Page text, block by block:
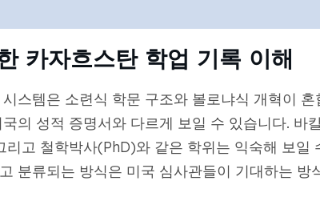
카자흐스탄 학업 기록 이해
스템은 소련식 학문 구조와 볼로냐식 개혁이
의 성적 증명서와 다르게 보일 수 있습니다. 바
리고 철학박사(PhD)와 같은 학위는 익숙해 보일
분류되는 방식은 미국 심사관들이 기대하는 방